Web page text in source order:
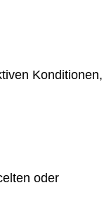
Konditionen,
oder